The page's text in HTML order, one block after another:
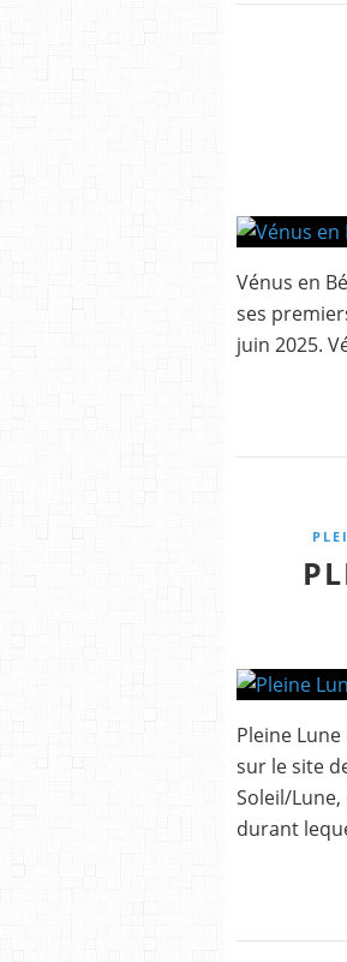
Vénus en
ses
juin 2025.
Pleine
sur le site
Soleil/
durant